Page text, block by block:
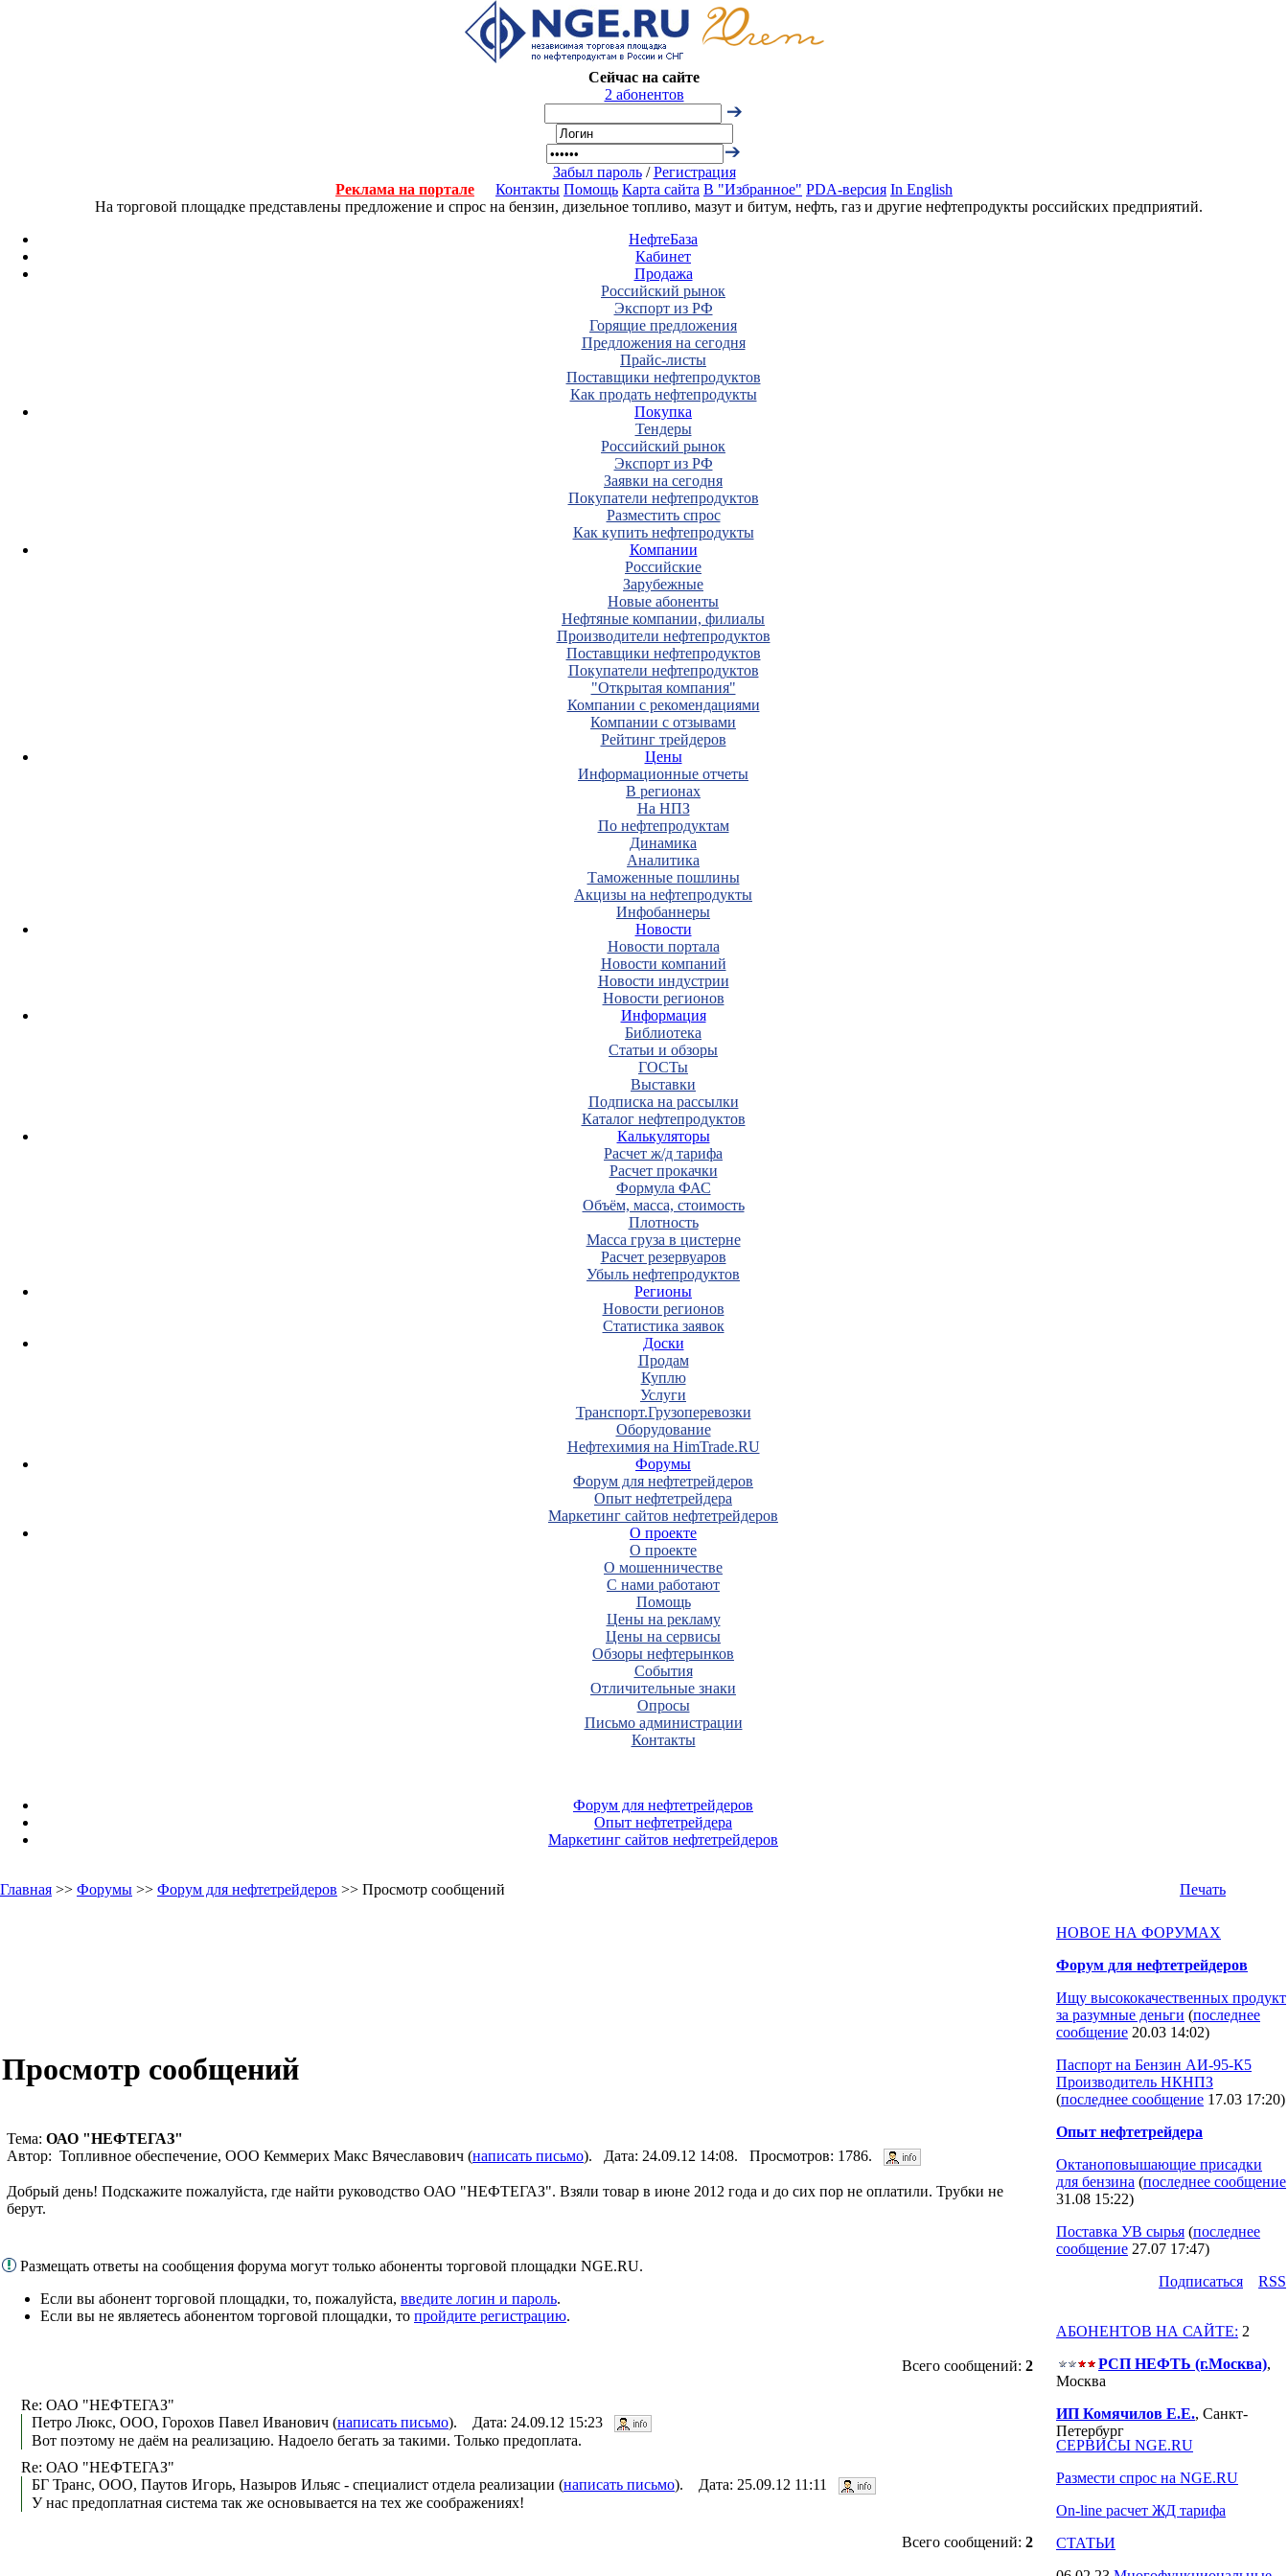
Сейчас на сайте
2 абонентов
Забыл пароль/Регистрация
Реклама на портале
Контакты Помощь Карта сайта В "Избранное" PDA-версия In English
На торговой площадке представлены предложение и спрос на бензин, дизельное топливо, мазут и битум, нефть, газ и другие нефтепродукты российских предприятий.
НефтеБаза
Кабинет
Продажа
Российский рынок
Экспорт из РФ
Горящие предложения
Предложения на сегодня
Прайс-листы
Поставщики нефтепродуктов
Как продать нефтепродукты
Покупка
Тендеры
Российский рынок
Экспорт из РФ
Заявки на сегодня
Покупатели нефтепродуктов
Разместить спрос
Как купить нефтепродукты
Компании
Российские
Зарубежные
Новые абоненты
Нефтяные компании, филиалы
Производители нефтепродуктов
Поставщики нефтепродуктов
Покупатели нефтепродуктов
"Открытая компания"
Компании с рекомендациями
Компании с отзывами
Рейтинг трейдеров
Цены
Информационные отчеты
В регионах
На НПЗ
По нефтепродуктам
Динамика
Аналитика
Таможенные пошлины
Акцизы на нефтепродукты
Инфобаннеры
Новости
Новости портала
Новости компаний
Новости индустрии
Новости регионов
Информация
Библиотека
Статьи и обзоры
ГОСТы
Выставки
Подписка на рассылки
Каталог нефтепродуктов
Калькуляторы
Расчет ж/д тарифа
Расчет прокачки
Формула ФАС
Объём, масса, стоимость
Плотность
Масса груза в цистерне
Расчет резервуаров
Убыль нефтепродуктов
Регионы
Новости регионов
Статистика заявок
Доски
Продам
Куплю
Услуги
Транспорт.Грузоперевозки
Оборудование
Нефтехимия на HimTrade.RU
Форумы
Форум для нефтетрейдеров
Опыт нефтетрейдера
Маркетинг сайтов нефтетрейдеров
О проекте
О проекте
О мошенничестве
С нами работают
Помощь
Цены на рекламу
Цены на сервисы
Обзоры нефтерынков
События
Отличительные знаки
Опросы
Письмо администрации
Контакты
Форум для нефтетрейдеров
Опыт нефтетрейдера
Маркетинг сайтов нефтетрейдеров
Главная >> Форумы >> Форум для нефтетрейдеров >> Просмотр сообщений Печать
Просмотр сообщений
Тема: ОАО "НЕФТЕГАЗ"
Автор: Топливное обеспечение, ООО Кеммерих Макс Вячеславович (написать письмо). Дата: 24.09.12 14:08. Просмотров: 1786.
Добрый день! Подскажите пожалуйста, где найти руководство ОАО "НЕФТЕГАЗ". Взяли товар в июне 2012 года и до сих пор не оплатили. Трубки не
берут.
Размещать ответы на сообщения форума могут только абоненты торговой площадки NGE.RU.
Если вы абонент торговой площадки, то, пожалуйста, введите логин и пароль.
Если вы не являетесь абонентом торговой площадки, то пройдите регистрацию.
Всего сообщений: 2
Re: ОАО "НЕФТЕГАЗ"
Петро Люкс, ООО, Горохов Павел Иванович (написать письмо). Дата: 24.09.12 15:23
Вот поэтому не даём на реализацию. Надоело бегать за такими. Только предоплата.
Re: ОАО "НЕФТЕГАЗ"
БГ Транс, ООО, Паутов Игорь, Назыров Ильяс - специалист отдела реализации (написать письмо). Дата: 25.09.12 11:11
У нас предоплатная система так же основывается на тех же соображениях!
Всего сообщений: 2
НОВОЕ НА ФОРУМАХ
Форум для нефтетрейдеров
Ищу высококачественных продукт
за разумные деньги (последнее
сообщение 20.03 14:02)
Паспорт на Бензин АИ-95-К5
Производитель НКНПЗ
(последнее сообщение 17.03 17:20)
Опыт нефтетрейдера
Октаноповышающие присадки
для бензина (последнее сообщение
31.08 15:22)
Поставка УВ сырья (последнее
сообщение 27.07 17:47)
Подпиcаться
RSS
АБОНЕНТОВ НА САЙТЕ: 2
РСП НЕФТЬ (г.Москва),
Москва
ИП Комячилов Е.Е., Санкт-
Петербург
СЕРВИСЫ NGE.RU
Размести спрос на NGE.RU
On-line расчет ЖД тарифа
СТАТЬИ